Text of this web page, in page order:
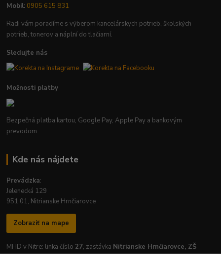
Mobil: 0905 615 831
Radi vám poradíme s výberom kancelárskych potrieb, školských
potrieb, tonerov a náplní do tlačiarní.
Sledujte nás
Možnosti platby
Bezpečná platba kartou, Google Pay, Apple Pay a bankovým
prevodom.
Kde nás nájdete
Prevádzka:
Jelenecká 129
951 01, Nitrianske Hrnčiarovce
Zobraziť na mape
MHD v Nitre: linka číslo 27, zastávka Nitrianske Hrnčiarovce, ZŠ